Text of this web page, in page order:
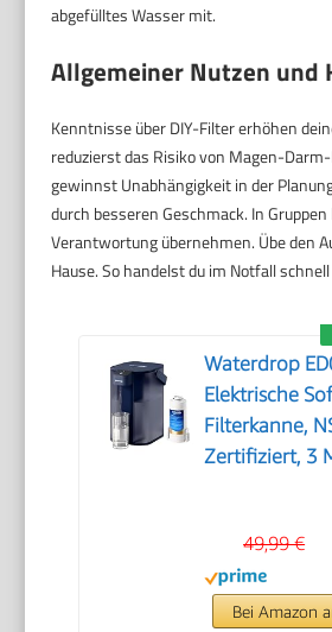
abgefülltes Wasser mit.
Allgemeiner Nutzen und
Kenntnisse über DIY-Filter erhöhen
reduzierst das Risiko von Magen-
gewinnst Unabhängigkeit in der
durch besseren Geschmack. In
Verantwortung übernehmen. Übe den
Hause. So handelst du im Notfall
Waterdrop
Elektrische
Filterkanne,
Zertifiziert, 3
49,99 €
Bei Amazon